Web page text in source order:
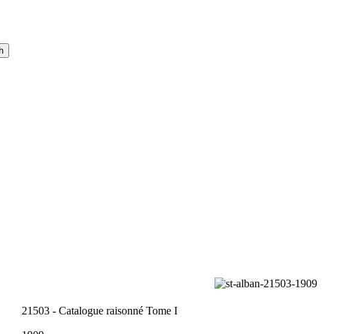
21503 - Catalogue raisonné Tome I